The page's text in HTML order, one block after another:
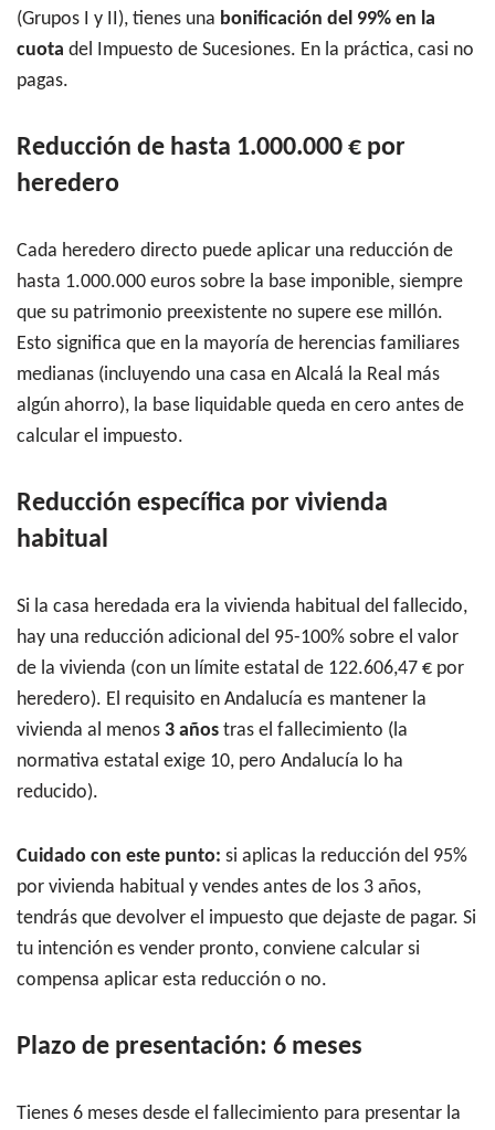
(Grupos I y II), tienes una bonificación del 99% en la
cuota del Impuesto de Sucesiones. En la práctica, casi no
pagas.
Reducción de hasta 1.000.000 € por
heredero
Cada heredero directo puede aplicar una reducción de
hasta 1.000.000 euros sobre la base imponible, siempre
que su patrimonio preexistente no supere ese millón.
Esto significa que en la mayoría de herencias familiares
medianas (incluyendo una casa en Alcalá la Real más
algún ahorro), la base liquidable queda en cero antes de
calcular el impuesto.
Reducción específica por vivienda
habitual
Si la casa heredada era la vivienda habitual del fallecido,
hay una reducción adicional del 95-100% sobre el valor
de la vivienda (con un límite estatal de 122.606,47 € por
heredero). El requisito en Andalucía es mantener la
vivienda al menos 3 años tras el fallecimiento (la
normativa estatal exige 10, pero Andalucía lo ha
reducido).
Cuidado con este punto: si aplicas la reducción del 95%
por vivienda habitual y vendes antes de los 3 años,
tendrás que devolver el impuesto que dejaste de pagar. Si
tu intención es vender pronto, conviene calcular si
compensa aplicar esta reducción o no.
Plazo de presentación: 6 meses
Tienes 6 meses desde el fallecimiento para presentar la